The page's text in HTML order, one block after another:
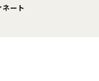
ネート